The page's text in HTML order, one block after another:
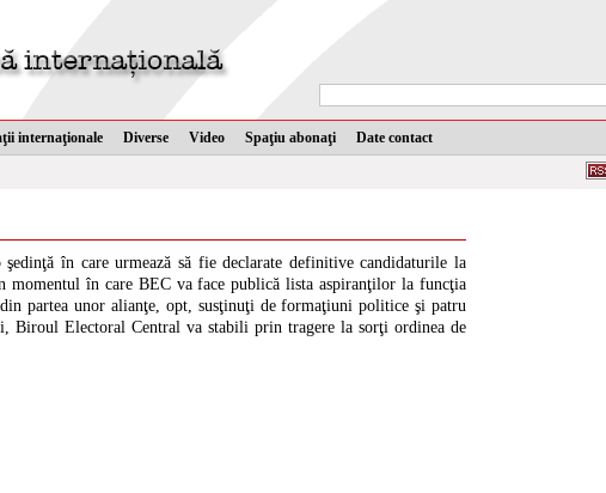
internaţionale Diverse Video Spaţiu abonaţi Date contact
în care urmează să fie declarate definitive candidaturile la
momentul în care BEC va face publică lista aspiranţilor la funcţia
partea unor alianţe, opt, susţinuţi de formaţiuni politice şi patru
Biroul Electoral Central va stabili prin tragere la sorţi ordinea de